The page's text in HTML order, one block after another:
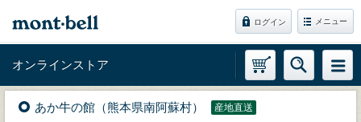
ログイン メニュー
オンラインストア
あか牛の館（熊本県南阿蘇村） 産地直送